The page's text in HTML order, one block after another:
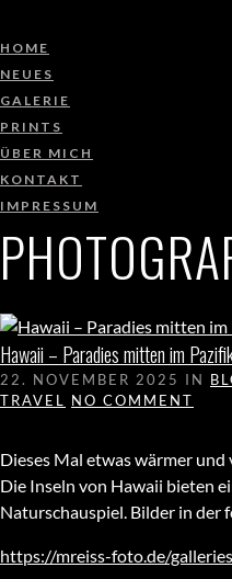
HOME
NEUES
GALERIE
PRINTS
ÜBER MICH
KONTAKT
IMPRESSUM
Hawaii – Paradies mitten im
22. NOVEMBER 2025 IN
TRAVEL NO COMMENT
Dieses Mal etwas wärmer
Die Inseln von Hawaii bieten
Naturschauspiel. Bilder in der
https://mreiss-foto.de/